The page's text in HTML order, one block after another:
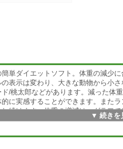
単ダイエットソフト。体重の減少
表示は変わり、大きな動物から小
/桃太郎などがあります。減った体
に実感することができます。また
続けます。体重の増減は、グラフ
グ/SNSなどで、仲間とのコミニュ
▼ 続きを